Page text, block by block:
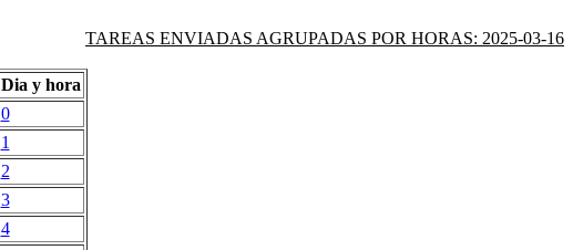
TAREAS ENVIADAS AGRUPADAS POR HORAS: 2025-03-16
Dia y hora
0
1
2
3
4